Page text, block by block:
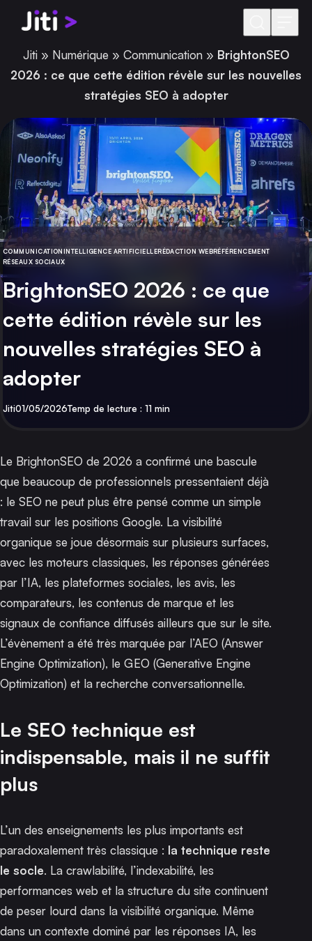
Aller au contenu
Jiti» Numérique» Communication» BrightonSEO
2026 : ce que cette édition révèle sur les nouvelles
stratégies SEO à adopter
CATÉGORIE
COMMUNICATIONINTELLIGENCE ARTIFICIELLERÉDACTION WEBRÉFÉRENCEMENT
RÉSEAUX SOCIAUX
BrightonSEO 2026 : ce que
cette édition révèle sur les
nouvelles stratégies SEO à
adopter
Par
JitiPublié
01/05/2026Temp de lecture : 11 min
Le BrightonSEO de 2026 a confirmé une bascule
que beaucoup de professionnels pressentaient déjà
: le SEO ne peut plus être pensé comme un simple
travail sur les positions Google. La visibilité
organique se joue désormais sur plusieurs surfaces,
avec les moteurs classiques, les réponses générées
par l’IA, les plateformes sociales, les avis, les
comparateurs, les contenus de marque et les
signaux de confiance diffusés ailleurs que sur le site.
L’évènement a été très marquée par l’AEO (Answer
Engine Optimization), le GEO (Generative Engine
Optimization) et la recherche conversationnelle.
Le SEO technique est
indispensable, mais il ne suffit
plus
L’un des enseignements les plus importants est
paradoxalement très classique : la technique reste
le socle. La crawlabilité, l’indexabilité, les
performances web et la structure du site continuent
de peser lourd dans la visibilité organique. Même
dans un contexte dominé par les réponses IA, les